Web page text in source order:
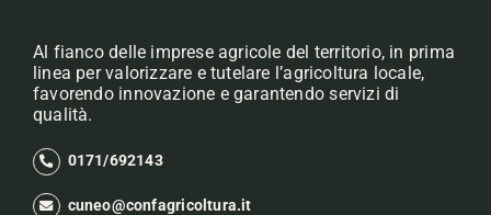
Al fianco delle imprese agricole del territorio, in prima
linea per valorizzare e tutelare l’agricoltura locale,
favorendo innovazione e garantendo servizi di
qualità.
0171/692143
cuneo@confagricoltura.it